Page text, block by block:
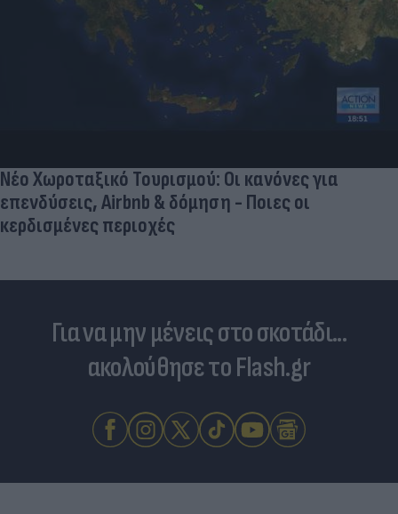
Νέο Χωροταξικό Τουρισμού: Οι κανόνες για
επενδύσεις, Airbnb & δόμηση - Ποιες οι
κερδισμένες περιοχές
Για να μην μένεις στο σκοτάδι...
ακολούθησε το Flash.gr